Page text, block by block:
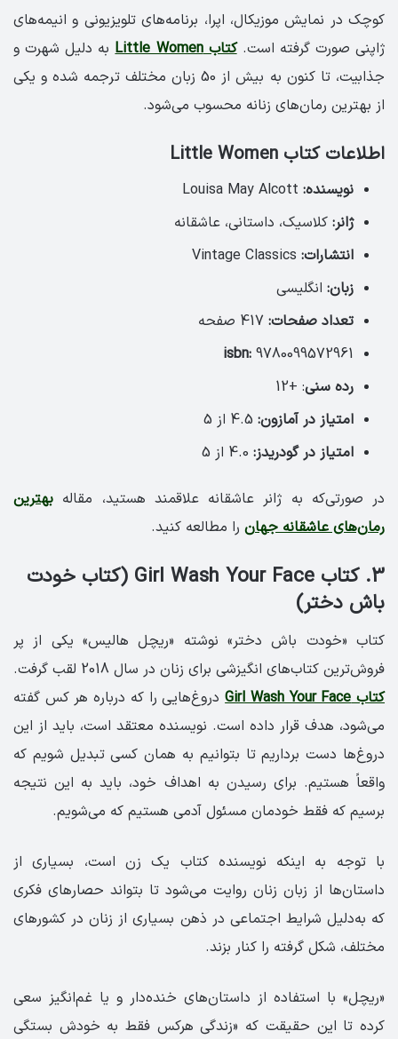
کوچک در نمایش موزیکال، اپرا، برنامه‌های تلویزیونی و انیمه‌های
ژاپنی صورت گرفته است.کتاب Little Women
به دلیل شهرت و
جذابیت، تا کنون به بیش از 50 زبان مختلف ترجمه شده و یکی
از بهترین رمان‌های زنانه محسوب می‌شود.
اطلاعات کتاب Little Women
نویسنده:
ژانر: کلاسیک، داستانی، عاشقانه
انتشارات:
زبان: انگلیسی
تعداد صفحات:
isbn: 9780099572961
رده سنی: +12
امتیاز در آمازون:
امتیاز در گودریدز:
در صورتی‌که به ژانر عاشقانه علاقمند هستید، مقاله بهترین
رمان‌های عاشقانه جهان را مطالعه کنید.
3. کتاب Girl Wash Your Face (کتاب خودت
باش دختر)
کتاب «خودت باش دختر» نوشته‌ «ریچل هالیس» یکی از پر
فروش‌ترین کتاب‌های انگیزشی برای زنان در سال 2018 لقب گرفت.
کتاب Girl Wash Your Face
دروغ‌هایی را که درباره‌ هر کس گفته
می‌شود، هدف قرار داده است. نویسنده معتقد است، باید از این
دروغ‌ها دست برداریم تا بتوانیم به همان کسی تبدیل شویم که
واقعاً هستیم. برای رسیدن به اهداف خود، باید به این نتیجه
برسیم که فقط خودمان مسئول آدمی هستیم که می‌شویم.
با توجه به اینکه نویسنده کتاب یک زن است، بسیاری از
داستان‌ها از زبان زنان روایت می‌شود تا بتواند حصارهای فکری‌
که به‌دلیل شرایط اجتماعی در ذهن بسیاری از زنان در کشورهای
مختلف، شکل گرفته را کنار بزند.
«ریچل» با استفاده از داستان‌های خنده‌دار و یا غم‌انگیز سعی
کرده تا این حقیقت که «زندگی هرکس فقط به خودش بستگی